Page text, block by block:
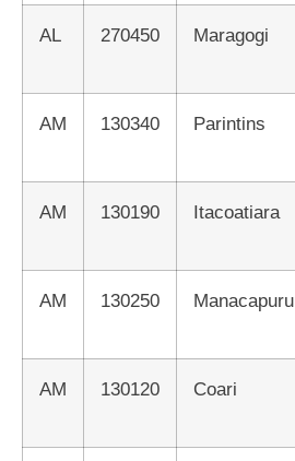
AL 270450 Maragogi
AM 130340 Parintins
AM 130190 Itacoatiara
AM 130250 Manacapuru
AM 130120 Coari